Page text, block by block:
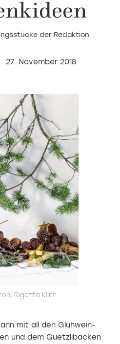
der Redaktion
27. November 2018
Rigetta Klint
mit all den Glühwein-
und dem Guetzlibacken